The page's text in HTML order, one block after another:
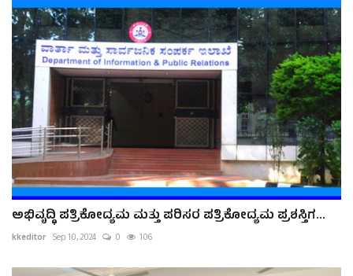
ಅಭಿವೃದ್ಧಿ ಪತ್ರಿಕೋದ್ಯಮ ಮತ್ತು ಪರಿಸರ ಪತ್ರಿಕೋದ್ಯಮ ಪ್ರಶಸ್ತಿಗ...
kkeditor Sep 10, 2024 0 106